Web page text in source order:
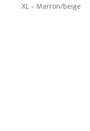
XL – Marron/beige